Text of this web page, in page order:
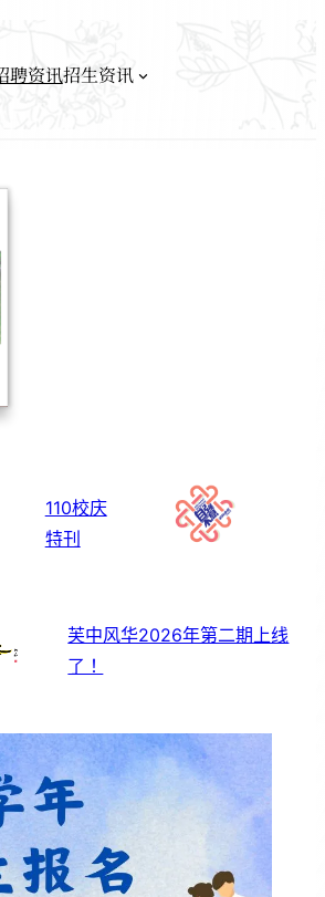
聘资讯招生资讯
110校庆
特刊
芙中风华2026年第二期上线
了！